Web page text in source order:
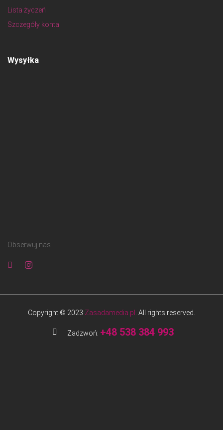
Lista życzeń
Szczegóły konta
Wysyłka
Obserwuj nas
Copyright © 2023 Zasadamedia.pl . All rights reserved.
Zadzwoń: +48 538 384 993